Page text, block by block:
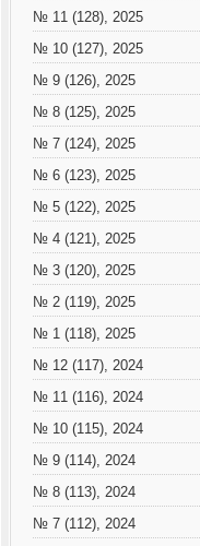
№ 11 (128), 2025
№ 10 (127), 2025
№ 9 (126), 2025
№ 8 (125), 2025
№ 7 (124), 2025
№ 6 (123), 2025
№ 5 (122), 2025
№ 4 (121), 2025
№ 3 (120), 2025
№ 2 (119), 2025
№ 1 (118), 2025
№ 12 (117), 2024
№ 11 (116), 2024
№ 10 (115), 2024
№ 9 (114), 2024
№ 8 (113), 2024
№ 7 (112), 2024